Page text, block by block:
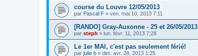
course du Louvre 12/05/2013
par Pascal F » ven. mai 10, 2013 7:11
[RANDO] Gray-Auxonne - 25 et 26/05/2013
par steph » lun. févr. 11, 2013 7:28
Le 1er MAI, c'est pas seulement férié!
par julie b » dim. avr. 28, 2013 1:25